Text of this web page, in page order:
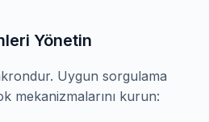
Yönetin
Uygun sorgulama
mekanizmalarını kurun: